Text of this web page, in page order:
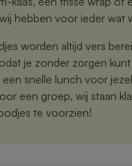
hebben voor ieder wat
worden altijd vers
je zonder zorgen
een snelle lunch voor
een groep, wij staan
te voorzien!